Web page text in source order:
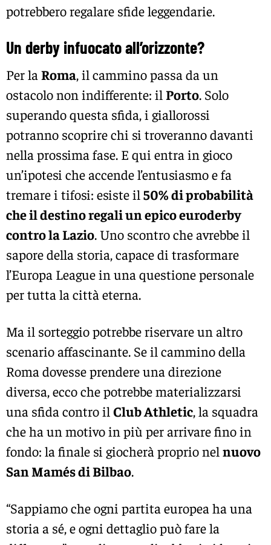
potrebbero regalare sfide leggendarie.
Un derby infuocato all’orizzonte?
Per la Roma, il cammino passa da un
ostacolo non indifferente: il Porto. Solo
superando questa sfida, i giallorossi
potranno scoprire chi si troveranno davanti
nella prossima fase. E qui entra in gioco
un’ipotesi che accende l’entusiasmo e fa
tremare i tifosi: esiste il 50% di probabilità
che il destino regali un epico euroderby
contro la Lazio. Uno scontro che avrebbe il
sapore della storia, capace di trasformare
l’Europa League in una questione personale
per tutta la città eterna.
Ma il sorteggio potrebbe riservare un altro
scenario affascinante. Se il cammino della
Roma dovesse prendere una direzione
diversa, ecco che potrebbe materializzarsi
una sfida contro il Club Athletic, la squadra
che ha un motivo in più per arrivare fino in
fondo: la finale si giocherà proprio nel nuovo
San Mamés di Bilbao.
“Sappiamo che ogni partita europea ha una
storia a sé, e ogni dettaglio può fare la